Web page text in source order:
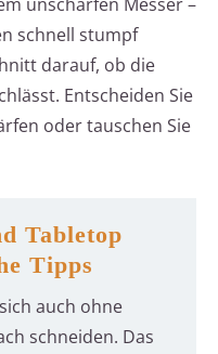
schnell stumpf
darauf, ob die
Entscheiden Sie
oder tauschen Sie
Tabletop
Tipps
auch ohne
schneiden. Das